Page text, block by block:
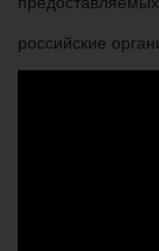
российские